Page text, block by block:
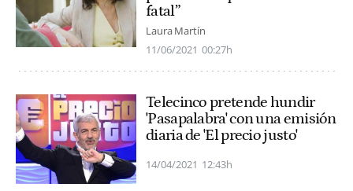
fatal”
Laura Martín
11/06/2021 00:27h
Telecinco pretende hundir
'Pasapalabra' con una emisión
diaria de 'El precio justo'
14/04/2021 12:43h